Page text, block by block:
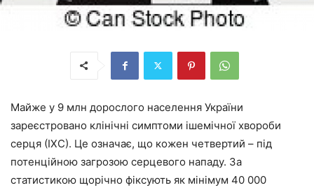
Майже у 9 млн дорослого населення України
зареєстровано клінічні симптоми ішемічної хвороби
серця (ІХС). Це означає, що кожен четвертий – під
потенційною загрозою серцевого нападу. За
статистикою щорічно фіксують як мінімум 40 000